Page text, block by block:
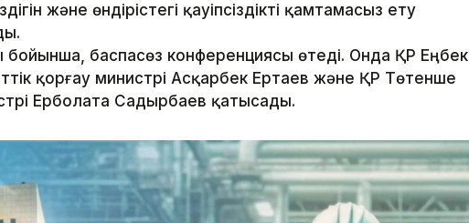
және өндірістегі қауіпсіздікті қамтамасыз ету
баспасөз конференциясы өтеді. Онда ҚР Еңбек
қорғау министрі Асқарбек Ертаев және ҚР Төтенше
Ерболата Садырбаев қатысады.